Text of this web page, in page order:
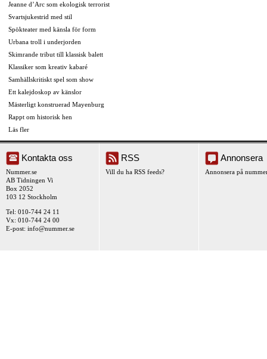
Jeanne d’Arc som ekologisk terrorist
Svartsjukestrid med stil
Spökteater med känsla för form
Urbana troll i underjorden
Skimrande tribut till klassisk balett
Klassiker som kreativ kabaré
Samhällskritiskt spel som show
Ett kalejdoskop av känslor
Mästerligt konstruerad Mayenburg
Rappt om historisk hen
Läs fler
Kontakta oss
Nummer.se
AB Tidningen Vi
Box 2052
103 12 Stockholm
Tel: 010-744 24 11
Vx: 010-744 24 00
E-post: info@nummer.se
RSS
Vill du ha RSS feeds?
Annonsera
Annonsera på